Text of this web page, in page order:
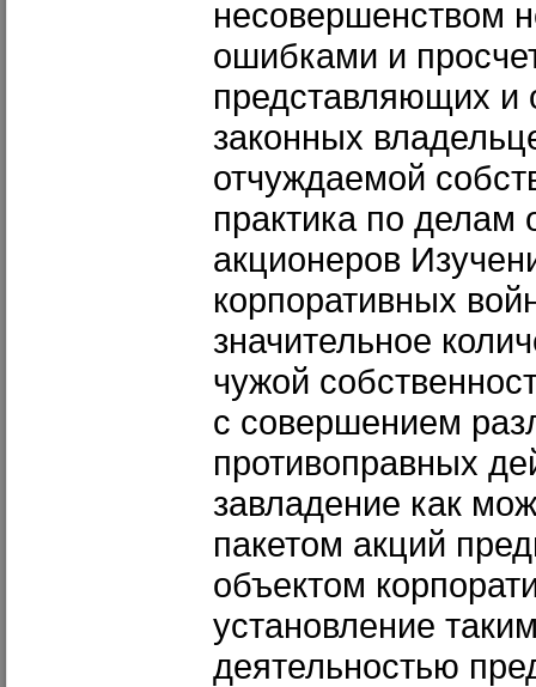
несовершенством
ошибками и
представляющих и
законных
отчуждаемой
практика по делам
акционеров
корпоративных
значительное
чужой
с совершением
противоправных
завладение как
пакетом акций
объектом
установление
деятельностью